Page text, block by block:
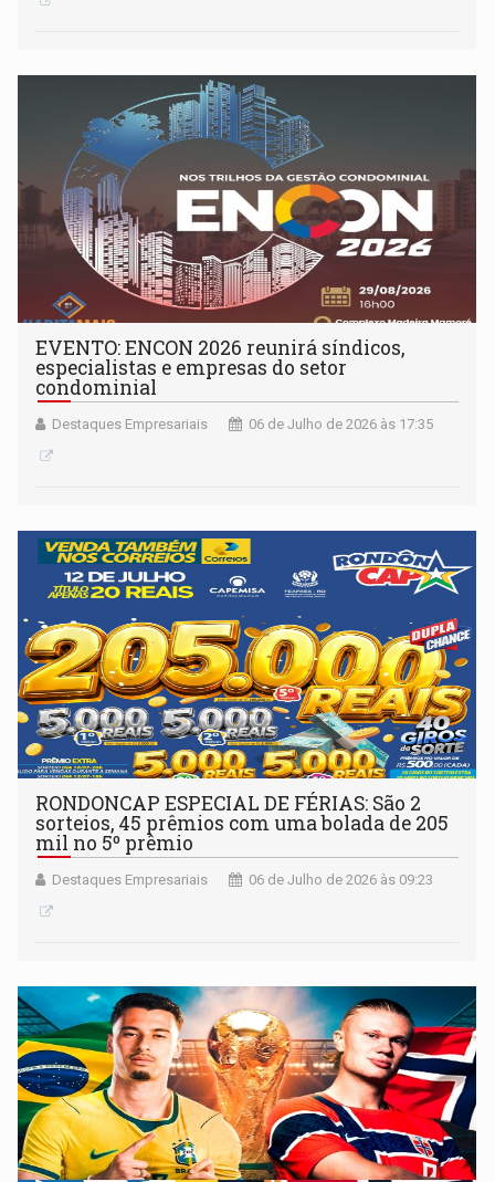
EVENTO: ENCON 2026 reunirá síndicos,
especialistas e empresas do setor
condominial
Destaques Empresariais 06 de Julho de 2026 às 17:35
RONDONCAP ESPECIAL DE FÉRIAS: São 2
sorteios, 45 prêmios com uma bolada de 205
mil no 5º prêmio
Destaques Empresariais 06 de Julho de 2026 às 09:23